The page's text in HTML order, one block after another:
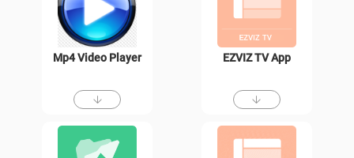
Mp4 Video Player EZVIZ TV App